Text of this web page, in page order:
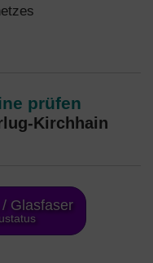
prüfen
Kirchhain
Glasfaser